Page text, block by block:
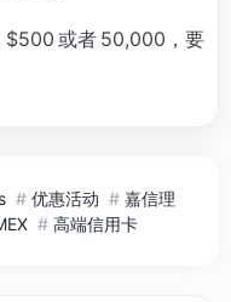
$500 或者 50,000，要
# 优惠活动 # 嘉信理
# 高端信用卡